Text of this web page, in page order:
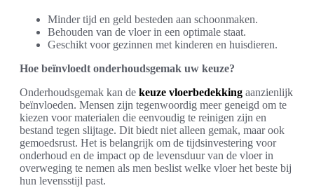
Minder tijd en geld besteden aan schoonmaken.
Behouden van de vloer in een optimale staat.
Geschikt voor gezinnen met kinderen en huisdieren.
Hoe beïnvloedt onderhoudsgemak uw keuze?
Onderhoudsgemak kan de keuze vloerbedekking aanzienlijk
beïnvloeden. Mensen zijn tegenwoordig meer geneigd om te
kiezen voor materialen die eenvoudig te reinigen zijn en
bestand tegen slijtage. Dit biedt niet alleen gemak, maar ook
gemoedsrust. Het is belangrijk om de tijdsinvestering voor
onderhoud en de impact op de levensduur van de vloer in
overweging te nemen als men beslist welke vloer het beste bij
hun levensstijl past.